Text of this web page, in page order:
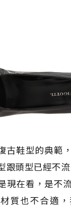
古鞋型的典範
跟頭型已經不
現在看，是不
質也不合適